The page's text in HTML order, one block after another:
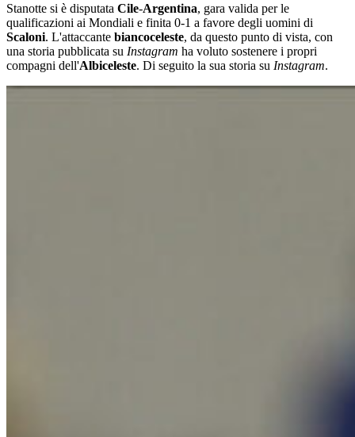
Stanotte si è disputata Cile-Argentina, gara valida per le
qualificazioni ai Mondiali e finita 0-1 a favore degli uomini di
Scaloni. L'attaccante biancoceleste, da questo punto di vista, con
una storia pubblicata su Instagram ha voluto sostenere i propri
compagni dell'Albiceleste. Di seguito la sua storia su Instagram.